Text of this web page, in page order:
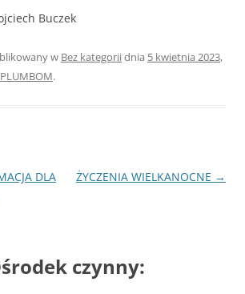
Buczek
w Bez kategoriidnia 5 kwietnia 2023,
.
DLA
ŻYCZENIA WIELKANOCNE →
czynny: